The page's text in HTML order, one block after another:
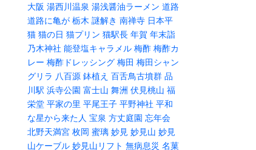
大阪 湯西川温泉 湯浅醤油ラーメン 道路
道路に亀が 栃木 謎解き 南禅寺 日本平
猫 猫の日 猫プリン 猫駅長 年賀 年末詣
乃木神社 能登塩キャラメル 梅酢 梅酢カ
レー 梅酢ドレッシング 梅田 梅田シャン
グリラ 八百源 鉢植え 百舌鳥古墳群 品
川駅 浜寺公園 富士山 舞洲 伏見桃山 福
栄堂 平家の里 平尾王子 平野神社 平和
な星から来た人 宝泉 方丈庭園 忘年会
北野天満宮 枚岡 蜜璃 妙見 妙見山 妙見
山ケーブル 妙見山リフト 無病息災 名菓